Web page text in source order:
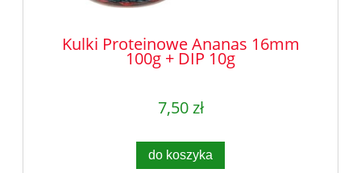
Kulki Proteinowe Ananas 16mm
100g + DIP 10g
7,50 zł
do koszyka